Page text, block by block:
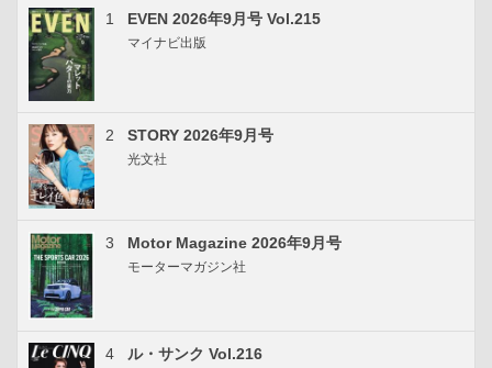
1 EVEN 2026年9月号 Vol.215
マイナビ出版
2 STORY 2026年9月号
光文社
3 Motor Magazine 2026年9月号
モーターマガジン社
4 ル・サンク Vol.216